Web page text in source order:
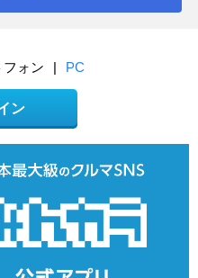
フォン | PC
ン